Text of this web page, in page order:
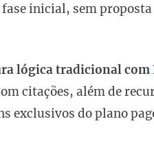
inicial, sem
lógica tradicional com
citações, além de
exclusivos do plano